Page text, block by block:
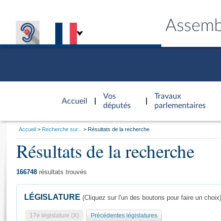
Accueil
d'accueil
Vos
députés
Travaux
parlementaires
Général
Vous
Accueil Recherche sur... Résultats de la recherche
Résultats de la recherche
166748 résultats trouvés
LÉGISLATURE (Cliquez sur l'un des boutons pour faire un choix)
17e législature (X) Précédentes législatures